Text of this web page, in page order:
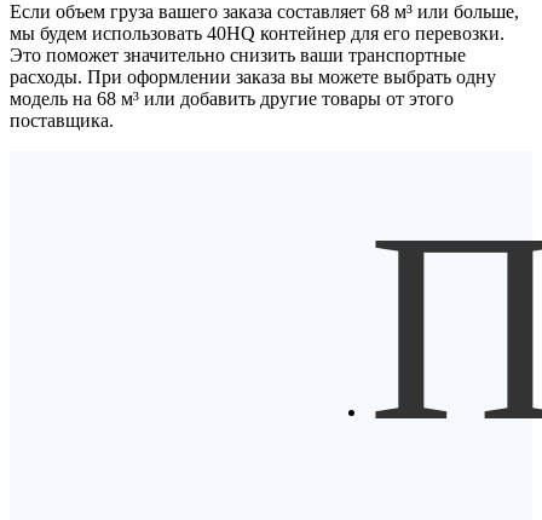
Если объем груза вашего заказа составляет 68 м³ или больше,
мы будем использовать 40HQ контейнер для его перевозки.
Это поможет значительно снизить ваши транспортные
расходы. При оформлении заказа вы можете выбрать одну
модель на 68 м³ или добавить другие товары от этого
поставщика.